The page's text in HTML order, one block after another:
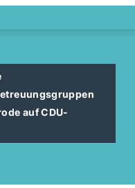
auf CDU-